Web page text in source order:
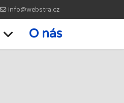
info@webstra.cz
O nás